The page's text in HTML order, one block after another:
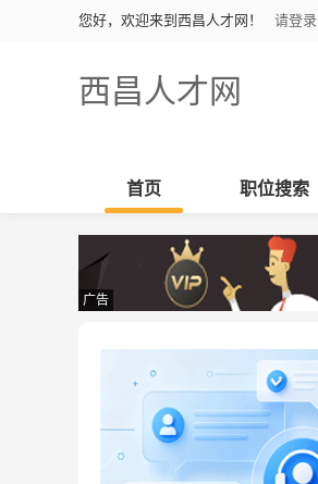
您好，欢迎来到西昌人才网！ 请登录
西昌人才网
首页 职位搜索
广告